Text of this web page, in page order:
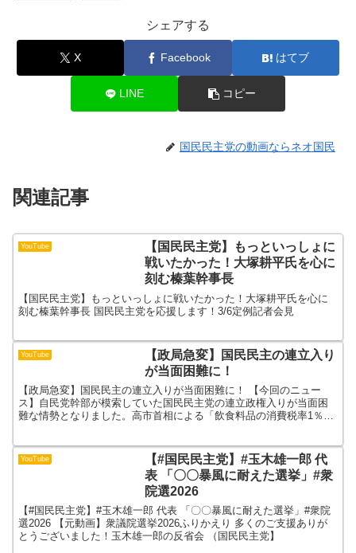
シェアする
X Facebook はてブ
LINE コピー
国民民主党の動画ならネオ国民
関連記事
YouTube
【国民民主党】もっといっしょに
戦いたかった！大塚耕平氏を心に
刻む榛葉幹事長
【国民民主党】もっといっしょに戦いたかった！大塚耕平氏を心に
刻む榛葉幹事長 国民民主党を応援します！3/6定例記者会見
YouTube
【政局急変】国民民主の連立入り
が当面困難に！
【政局急変】国民民主の連立入りが当面困難に！ 【今回のニュー
ス】自民党幹部が模索していた国民民主党の連立政権入りが当面困
難な情勢となりました。高市首相による「飲食料品の消費税率1％引
YouTube
【#国民民主党】#玉木雄一郎 代
表 「〇〇暴風に耐えた選挙」#衆
院選2026
【#国民民主党】#玉木雄一郎 代表 「〇〇暴風に耐えた選挙」#衆院
選2026 【元動画】衆議院選挙2026ふりかえり 多くのご支援ありが
とうございました！玉木雄一郎の反省会 （国民民主党】